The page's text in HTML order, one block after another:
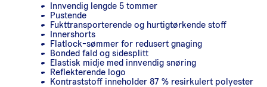
Innvendig lengde 5 tommer
Pustende
Fukttransporterende og hurtigtørkende stoff
Innershorts
Flatlock-sømmer for redusert gnaging
Bonded fald og sidesplitt
Elastisk midje med innvendig snøring
Reflekterende logo
Kontraststoff inneholder 87 % resirkulert polyester